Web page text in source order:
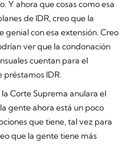
Y ahora que cosas como esa
de IDR, creo que la
genial con esa extensión. Creo
ver que la condonación
cuentan para el
IDR.
Corte Suprema anulara el
gente ahora está un poco
que tiene, tal vez para
que la gente tiene más